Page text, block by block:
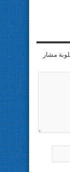
مشار